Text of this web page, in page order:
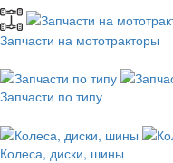
Запчасти на мототракторы
Запчасти по типу
Колеса, диски, шины